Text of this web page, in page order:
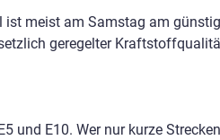
meist am Samstag am
geregelter
und E10. Wer nur kurze